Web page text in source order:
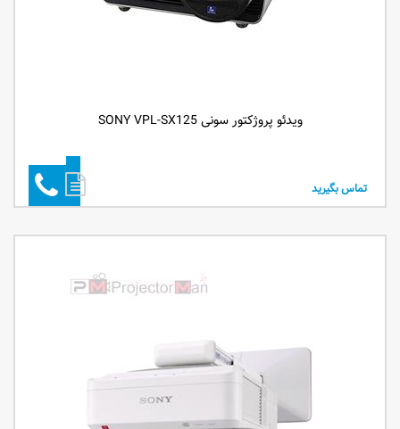
ویدئو پروژکتور سونی SONY VPL-SX125
تماس بگیرید